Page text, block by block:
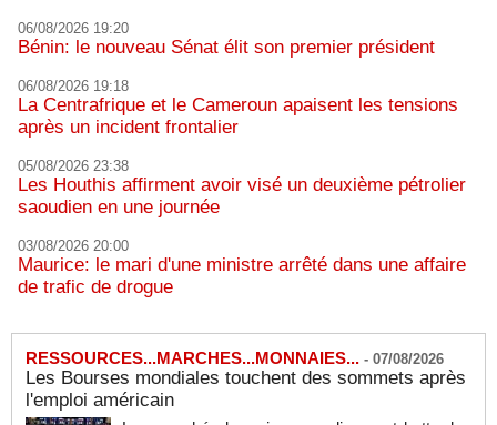
06/08/2026 19:20
Bénin: le nouveau Sénat élit son premier président
06/08/2026 19:18
La Centrafrique et le Cameroun apaisent les tensions
après un incident frontalier
05/08/2026 23:38
Les Houthis affirment avoir visé un deuxième pétrolier
saoudien en une journée
03/08/2026 20:00
Maurice: le mari d'une ministre arrêté dans une affaire
de trafic de drogue
RESSOURCES...MARCHES...MONNAIES... - 07/08/2026
Les Bourses mondiales touchent des sommets après
l'emploi américain